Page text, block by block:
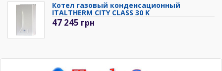
Котел газовый конденсационный
ITALTHERM CITY CLASS 30 K
47 245 грн